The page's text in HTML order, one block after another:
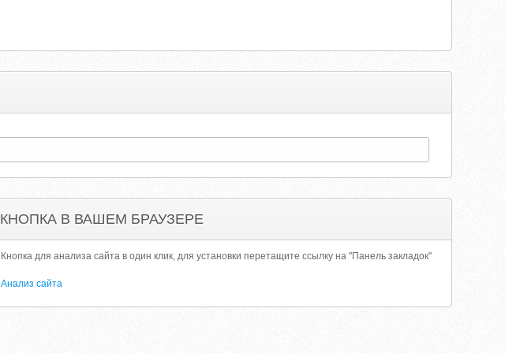
КНОПКА В ВАШЕМ БРАУЗЕРЕ
Кнопка для анализа сайта в один клик, для установки перетащите ссылку на "Панель закладок"
Анализ сайта